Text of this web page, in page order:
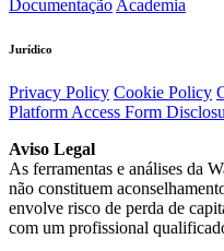
DocumentaçãoAcademia
Jurídico
Privacy Policy Cookie Policy
Platform Access Form
Aviso Legal
As ferramentas e análises da
não constituem
envolve risco de perda de
com um profissional